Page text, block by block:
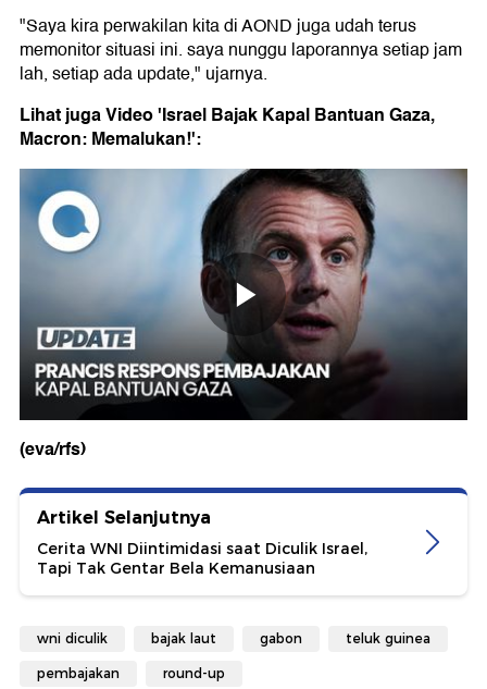
"Saya kira perwakilan kita di AOND juga udah terus
memonitor situasi ini. saya nunggu laporannya setiap jam
lah, setiap ada update," ujarnya.
Lihat juga Video 'Israel Bajak Kapal Bantuan Gaza,
Macron: Memalukan!':
(eva/rfs)
Artikel Selanjutnya
Cerita WNI Diintimidasi saat Diculik Israel,
Tapi Tak Gentar Bela Kemanusiaan
wni diculik bajak laut gabon teluk guinea
pembajakan round-up